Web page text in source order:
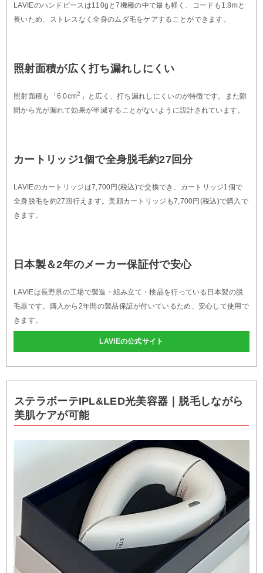
LAVIEのハンドピースは110gと7機種の中で最も軽く、コードも1.8mと
長いため、ストレスなく全身のムダ毛をケアすることができます。
照射面積が広く打ち漏れしにくい
照射面積も「6.0cm2 」と広く、打ち漏れしにくいのが特徴です。また隙
間から光が漏れて効果が半減することがないように設計されています。
カートリッジ1個で全身脱毛約27回分
LAVIEのカートリッジは7,700円(税込)で交換でき、カートリッジ1個で
全身脱毛を約27回行えます。美顔カートリッジも7,700円(税込)で購入で
きます。
日本製＆2年のメーカー保証付で安心
LAVIEは長野県の工場で製造・組み立て・検品を行っている日本製の脱
毛器です。購入から2年間の製品保証が付いているため、安心して使用で
きます。
LAVIEの公式サイト
ステラボーテIPL&LED光美容器｜脱毛しながら
美肌ケアが可能